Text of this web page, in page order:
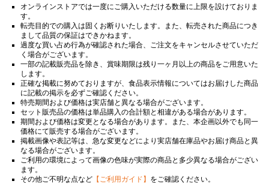
オンラインストアでは一度にご購入いただける数量に上限を設けておりま
す。
転売目的での購入は固くお断りいたします。また、転売された商品につき
まして品質の保証はできかねます。
過度な買い占め行為が確認された場合、ご注文をキャンセルさせていただ
く場合がございます。
一部の記載販売品を除き、賞味期限は残り一ヶ月以上の商品をご用意いた
します。
正確な掲載に努めておりますが、食品表示情報についてはお届けした商品
に記載の掲示を必ずご確認ください。
特売期間および価格は実店舗と異なる場合がございます。
セット販売品の価格は単品購入の合計額と相違がある場合があります。
期間および価格は変更となる場合があります。また、本企画以外でも同一
価格にて販売する場合がございます。
掲載画像や表記等は、急な変更などにより実店舗在庫品やお届け商品と異
なる場合がございます。
ご利用の環境によって画像の色味が実際の商品と多少異なる場合がござい
ます。
その他ご不明な点など 【ご利用ガイド】 をご確認ください。